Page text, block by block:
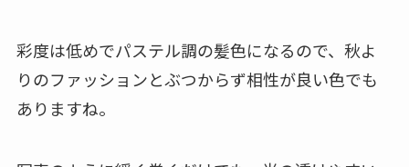
彩度は低めでパステル調の髪色になるので、秋よ
りのファッションとぶつからず相性が良い色でも
ありますね。